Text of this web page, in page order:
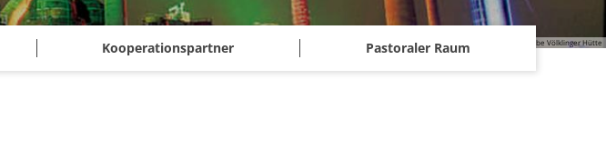
© Gerhard Kassner - Weltkulturerbe Völklinger Hütte
Kooperationspartner Pastoraler Raum